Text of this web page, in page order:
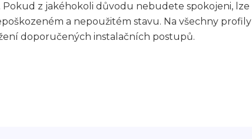
Pokud z jakéhokoli důvodu nebudete spokojeni, lze
a nepoužitém stavu. Na všechny profily
doporučených instalačních postupů.